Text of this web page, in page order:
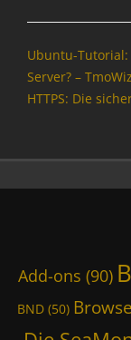
i
e
,
F
i
,
a
s
Ubuntu-
Server? –
HTTPS: Die
Add-ons (90)
BND (50)